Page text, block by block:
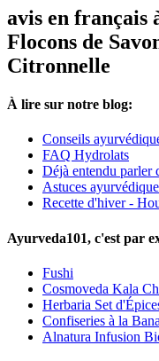
avis en français
Flocons de
Citronnelle
À lire sur notre blog:
Conseils
FAQ Hydrolats
Déjà entendu parler
Astuces
Recette d'hiver -
Ayurveda101, c'est par
Fushi
Cosmoveda Kala
Herbaria Set
Confiseries à la
Alnatura Infusion